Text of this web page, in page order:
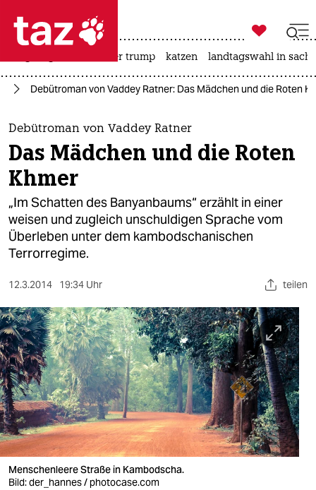
 taz zahl ich
taz zahl ich
themen
politik
öko
gesellschaft
kultur
sport
berlin
nord
wahrheit
verlag
verlag
veranstaltungen

taz zahl ich
usa unter trump katzen landtagswahl in
Debütroman von Vaddey Ratner: Das Mädchen und die Roten
Debütroman von Vaddey Ratner
Das Mädchen und die Roten
Khmer
„Im Schatten des Banyanbaums“ erzählt in einer
weisen und zugleich unschuldigen Sprache vom
Überleben unter dem kambodschanischen
Terrorregime.
12.3.2014 19:34 Uhr teilen
Menschenleere Straße in Kambodscha.
Bild: der_hannes / photocase.com